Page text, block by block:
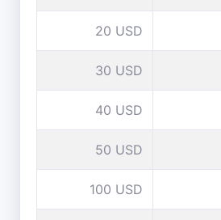
20 USD
30 USD
40 USD
50 USD
100 USD